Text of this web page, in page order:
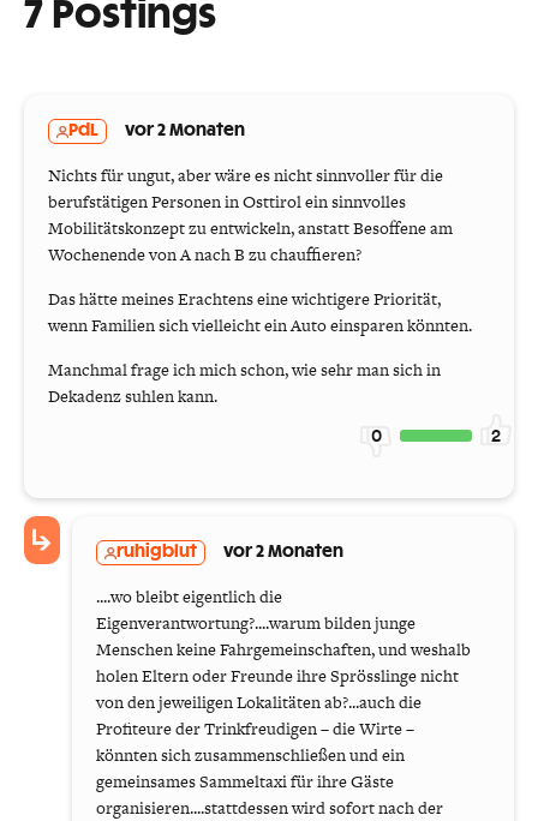
7 Postings
PdL vor 2 Monaten
Nichts für ungut, aber wäre es nicht sinnvoller für die
berufstätigen Personen in Osttirol ein sinnvolles
Mobilitätskonzept zu entwickeln, anstatt Besoffene am
Wochenende von A nach B zu chauffieren?
Das hätte meines Erachtens eine wichtigere Priorität,
wenn Familien sich vielleicht ein Auto einsparen könnten.
Manchmal frage ich mich schon, wie sehr man sich in
Dekadenz suhlen kann.
0 2
ruhigblut vor 2 Monaten
....wo bleibt eigentlich die
Eigenverantwortung?....warum bilden junge
Menschen keine Fahrgemeinschaften, und weshalb
holen Eltern oder Freunde ihre Sprösslinge nicht
von den jeweiligen Lokalitäten ab?...auch die
Profiteure der Trinkfreudigen – die Wirte –
könnten sich zusammenschließen und ein
gemeinsames Sammeltaxi für ihre Gäste
organisieren....stattdessen wird sofort nach der